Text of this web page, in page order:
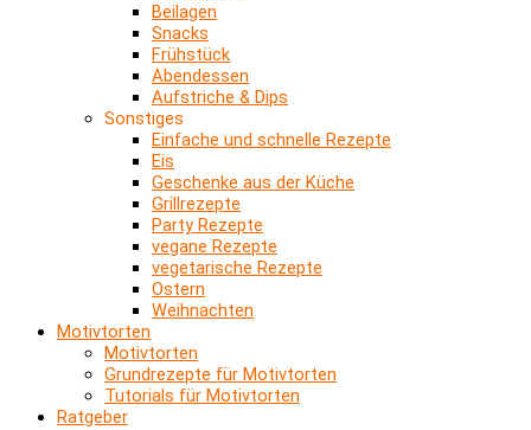
Beilagen
Snacks
Frühstück
Abendessen
Aufstriche & Dips
Sonstiges
Einfache und schnelle Rezepte
Eis
Geschenke aus der Küche
Grillrezepte
Party Rezepte
vegane Rezepte
vegetarische Rezepte
Ostern
Weihnachten
Motivtorten
Motivtorten
Grundrezepte für Motivtorten
Tutorials für Motivtorten
Ratgeber